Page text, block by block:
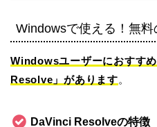
Windowsで使える！無料
Windowsユーザーにおすす
Resolve」があります。
DaVinci Resolveの特徴